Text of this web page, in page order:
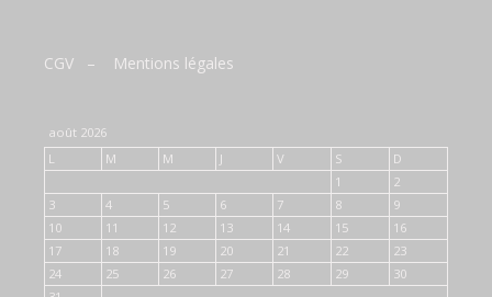
CGV – Mentions légales
août 2026
L
M M J V S
D
1
2
3
4 5 6 7 8
9
10
11 12 13 14 15
16
17
18 19 20 21 22
23
24
25 26 27 28 29
30